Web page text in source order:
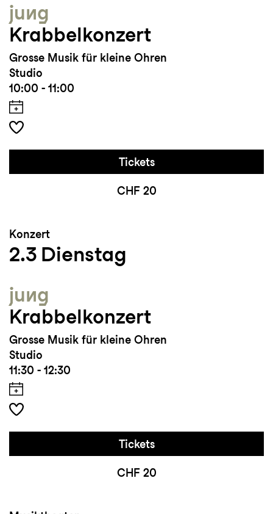
jung
Krabbelkonzert
Grosse Musik für kleine Ohren
Studio
10:00 - 11:00
Tickets
CHF 20
Konzert
2.3 Dienstag
jung
Krabbelkonzert
Grosse Musik für kleine Ohren
Studio
11:30 - 12:30
Tickets
CHF 20